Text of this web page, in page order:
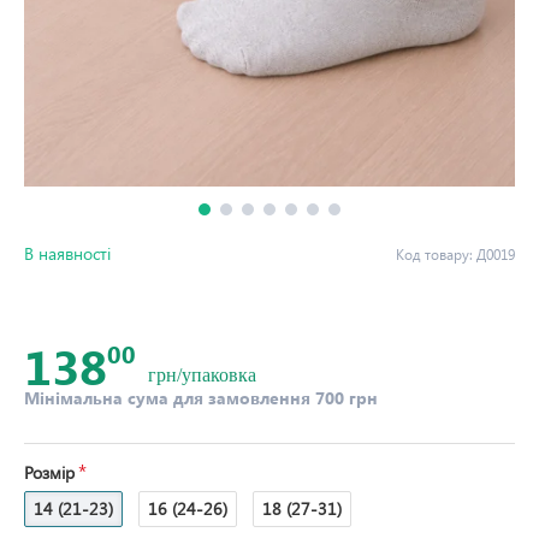
13800
грн/упаковка
Мінімальна сума для замовлення 700 грн
В наявності Код товару: Д0019
Розмір
14 (21-23)
16 (24-26) 18 (27-31)